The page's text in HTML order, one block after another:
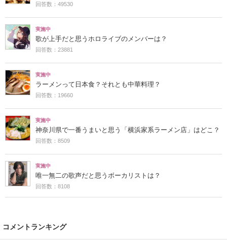
回答数：49530
実施中
歌が上手だと思うホロライブのメンバーは？
回答数：23881
実施中
ラーメンって日本食？それとも中華料理？
回答数：19660
実施中
神奈川県で一番うまいと思う「横浜家系ラーメン店」はどこ？
回答数：8509
実施中
唯一無二の歌声だと思うボーカリストは？
回答数：8108
コメントランキング